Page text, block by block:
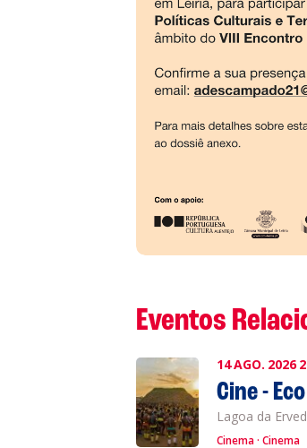
Eventos
14AGO. 2026
Cine - Eco
Lagoa da
Cinema Cinema